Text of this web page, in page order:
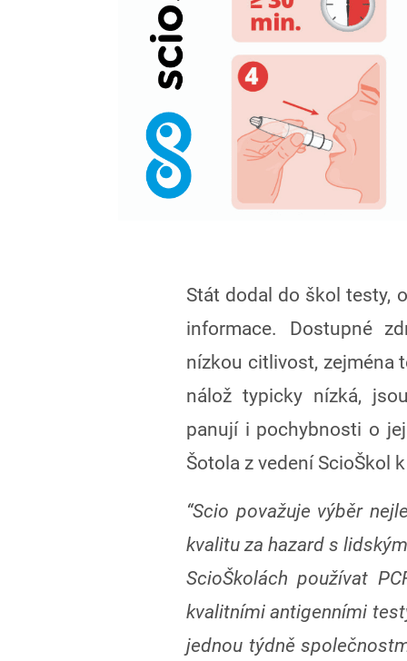
Stát dodal do škol testy,
informace. Dostupné
nízkou citlivost, zejména
nálož typicky nízká,
panují i pochybnosti o
Šotola z vedení ScioŠkol
“Scio považuje výběr
kvalitu za hazard s
ScioŠkolách používat
kvalitními antigenními
jednou týdně